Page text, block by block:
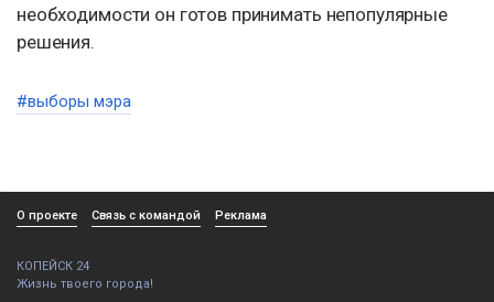
необходимости он готов принимать непопулярные
решения.
#выборы мэра
О проекте Связь с командой Реклама
КОПЕЙСК 24
Жизнь твоего города!